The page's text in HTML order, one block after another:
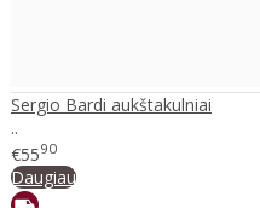
Sergio Bardi aukštakulniai
..
€5590
Daugiau